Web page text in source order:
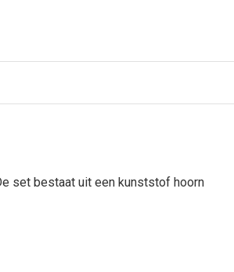
set bestaat uit een kunststof hoorn